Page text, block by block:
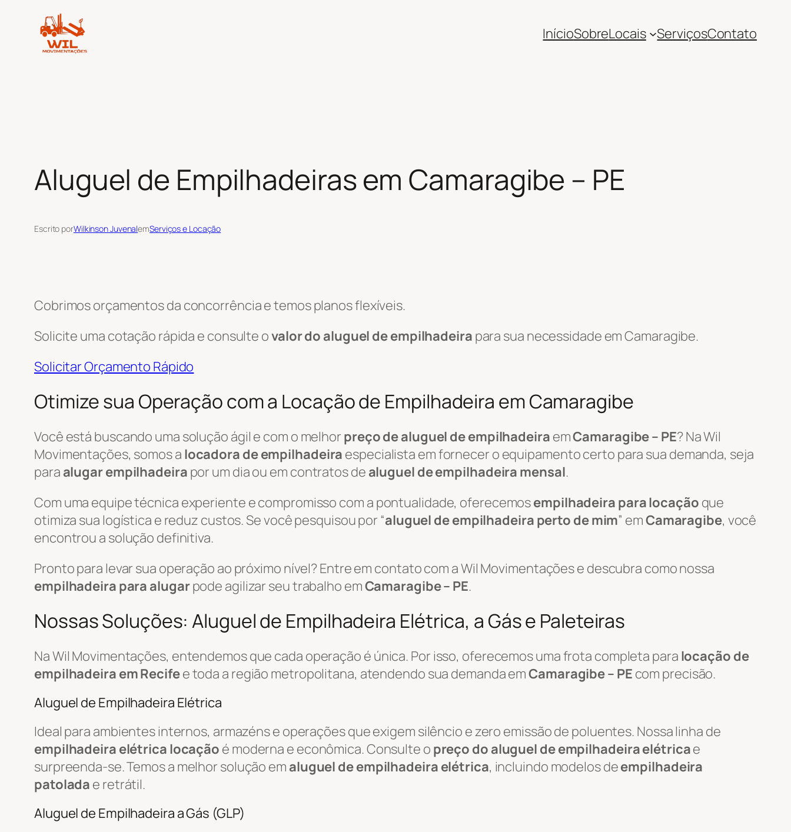
InícioSobreLocais ServiçosContato
Aluguel de Empilhadeiras em Camaragibe – PE
Escrito porWilkinson JuvenalemServiços e Locação
Cobrimos orçamentos da concorrência e temos planos flexíveis.
Solicite uma cotação rápida e consulte ovalor do aluguel de empilhadeira para sua necessidade em Camaragibe.
Solicitar Orçamento Rápido
Otimize sua Operação com a Locação de Empilhadeira em Camaragibe
Você está buscando uma solução ágil e com o melhor preço de aluguel de empilhadeira emCamaragibe – PE? Na Wil
Movimentações, somos a locadora de empilhadeira especialista em fornecer o equipamento certo para sua demanda, seja
para alugar empilhadeira por um dia ou em contratos de aluguel de empilhadeira mensal.
Com uma equipe técnica experiente e compromisso com a pontualidade, oferecemosempilhadeira para locação que
otimiza sua logística e reduz custos. Se você pesquisou por “aluguel de empilhadeira perto de mim” emCamaragibe, você
encontrou a solução definitiva.
Pronto para levar sua operação ao próximo nível? Entre em contato com a Wil Movimentações e descubra como nossa
empilhadeira para alugarpode agilizar seu trabalho emCamaragibe – PE.
Nossas Soluções: Aluguel de Empilhadeira Elétrica, a Gás e Paleteiras
Na Wil Movimentações, entendemos que cada operação é única. Por isso, oferecemos uma frota completa para locação de
empilhadeira em Recifee toda a região metropolitana, atendendo sua demanda emCamaragibe – PE com precisão.
Aluguel de Empilhadeira Elétrica
Ideal para ambientes internos, armazéns e operações que exigem silêncio e zero emissão de poluentes. Nossa linha de
empilhadeira elétrica locação é moderna e econômica. Consulte o preço do aluguel de empilhadeira elétricae
surpreenda-se. Temos a melhor solução em aluguel de empilhadeira elétrica, incluindo modelos deempilhadeira
patolada e retrátil.
Aluguel de Empilhadeira a Gás (GLP)